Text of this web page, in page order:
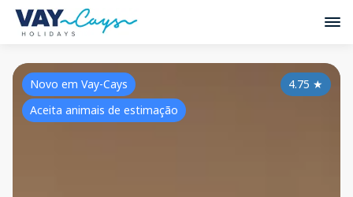
4.75 ★
Novo em Vay-Cays
Aceita animais de estimação